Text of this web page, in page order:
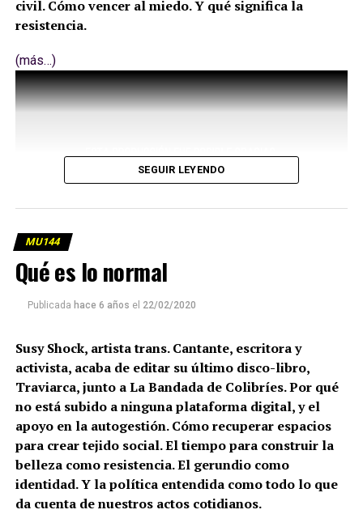
civil. Cómo vencer al miedo. Y qué significa la
resistencia.
(más…)
SEGUIR LEYENDO
MU144
Qué es lo normal
Publicada hace 6 años el 22/02/2020
Susy Shock, artista trans. Cantante, escritora y
activista, acaba de editar su último disco-libro,
Traviarca, junto a La Bandada de Colibríes. Por qué
no está subido a ninguna plataforma digital, y el
apoyo en la autogestión. Cómo recuperar espacios
para crear tejido social. El tiempo para construir la
belleza como resistencia. El gerundio como
identidad. Y la política entendida como todo lo que
da cuenta de nuestros actos cotidianos.